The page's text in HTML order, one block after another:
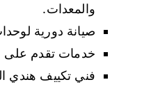
والمعدات.
صيانة دورية
خدمات تقدم على
فني تكييف هندي